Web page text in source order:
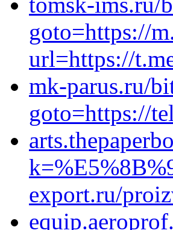
goto=https://
url=https://
mk-parus.ru/
goto=https://
export.ru/